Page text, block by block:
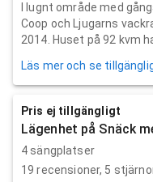
I lugnt område med
Coop och Ljugarns
2014. Huset på 92 kvm
Läs mer och se
Pris ej tillgängligt
Lägenhet på Snäck
4 sängplatser
19 recensioner, 5